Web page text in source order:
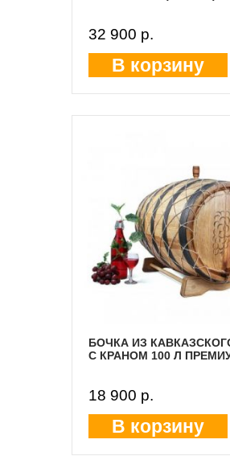
32 900 p.
В корзину
БОЧКА ИЗ
С КРАНОМ 100 Л
18 900 p.
В корзину